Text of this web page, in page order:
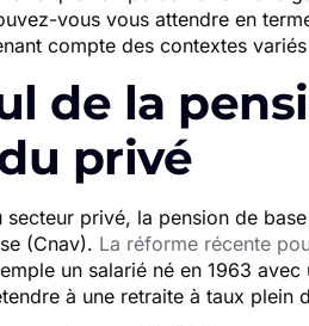
vous vous attendre en
compte des contextes
de la
privé
secteur privé, la pension de
(Cnav). La réforme récente
un salarié né en 1963
à une retraite à taux plein